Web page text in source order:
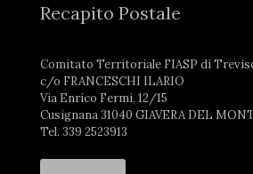
Recapito Postale
Comitato Territoriale FIASP di
c/o FRANCESCHI ILARIO
Via Enrico Fermi, 12/15
Cusignana 31040 GIAVERA DEL
Tel. 339 2523913